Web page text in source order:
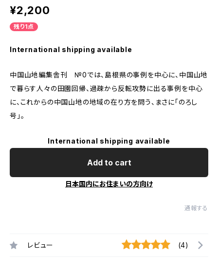
¥2,200
残り1点
International shipping available
中国山地編集舎刊 №0では、島根県の事例を中心に、中国山地
で暮らす人々の田園回帰、過疎から反転攻勢に出る事例を中心
に、これからの中国山地の地域の在り方を問う、まさに「のろし
号」。
International shipping available
Add to cart
日本国内にお住まいの方向け
通報する
レビュー (4)